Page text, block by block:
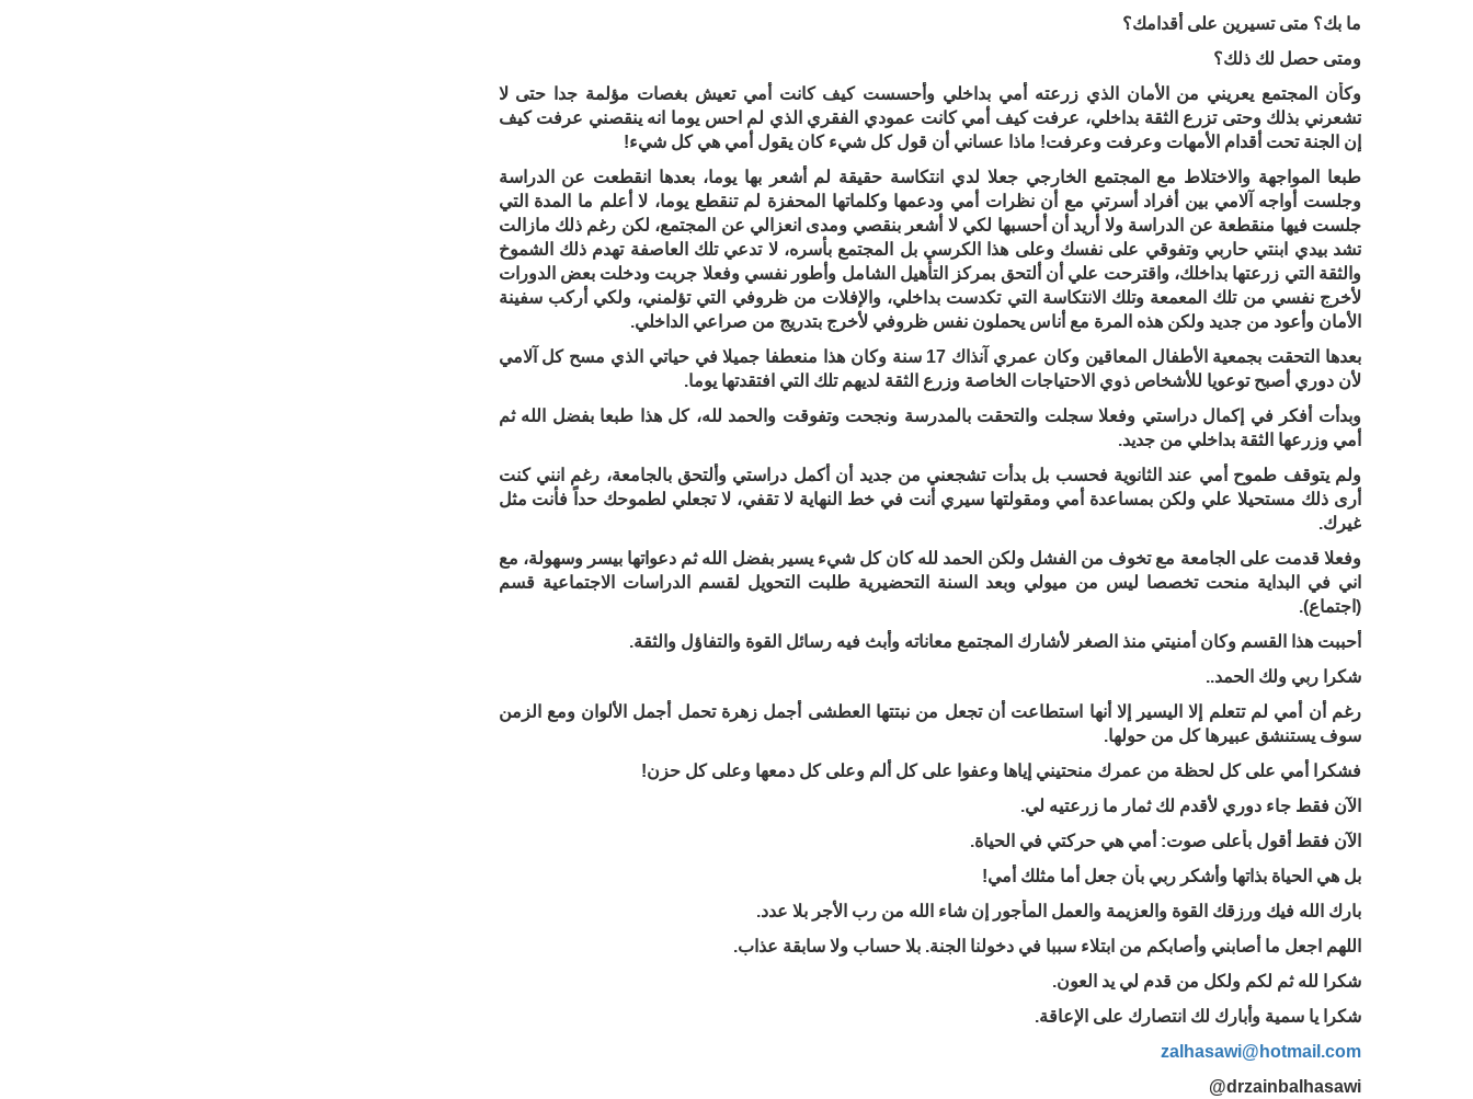
ما بك؟ متى تسيرين على أقدامك؟
ومتى حصل لك ذلك؟
وكأن المجتمع يعريني من الأمان الذي زرعته أمي بداخلي وأحسست كيف كانت أمي تعيش بغصات مؤلمة جدا حتى لا
تشعرني بذلك وحتى تزرع الثقة بداخلي، عرفت كيف أمي كانت عمودي الفقري الذي لم احس يوما انه ينقصني عرفت كيف
إن الجنة تحت أقدام الأمهات وعرفت وعرفت! ماذا عساني أن قول كل شيء كان يقول أمي هي كل شيء!
طبعا المواجهة والاختلاط مع المجتمع الخارجي جعلا لدي انتكاسة حقيقة لم أشعر بها يوما، بعدها انقطعت عن الدراسة
وجلست أواجه آلامي بين أفراد أسرتي مع أن نظرات أمي ودعمها وكلماتها المحفزة لم تنقطع يوما، لا أعلم ما المدة التي
جلست فيها منقطعة عن الدراسة ولا أريد أن أحسبها لكي لا أشعر بنقصي ومدى انعزالي عن المجتمع، لكن رغم ذلك مازالت
تشد بيدي ابنتي حاربي وتفوقي على نفسك وعلى هذا الكرسي بل المجتمع بأسره، لا تدعي تلك العاصفة تهدم ذلك الشموخ
والثقة التي زرعتها بداخلك، واقترحت علي أن ألتحق بمركز التأهيل الشامل وأطور نفسي وفعلا جربت ودخلت بعض الدورات
لأخرج نفسي من تلك المعمعة وتلك الانتكاسة التي تكدست بداخلي، والإفلات من ظروفي التي تؤلمني، ولكي أركب سفينة
الأمان وأعود من جديد ولكن هذه المرة مع أناس يحملون نفس ظروفي لأخرج بتدريج من صراعي الداخلي.
بعدها التحقت بجمعية الأطفال المعاقين وكان عمري آنذاك 17 سنة وكان هذا منعطفا جميلا في حياتي الذي مسح كل آلامي
لأن دوري أصبح توعويا للأشخاص ذوي الاحتياجات الخاصة وزرع الثقة لديهم تلك التي افتقدتها يوما.
وبدأت أفكر في إكمال دراستي وفعلا سجلت والتحقت بالمدرسة ونجحت وتفوقت والحمد لله، كل هذا طبعا بفضل الله ثم
أمي وزرعها الثقة بداخلي من جديد.
ولم يتوقف طموح أمي عند الثانوية فحسب بل بدأت تشجعني من جديد أن أكمل دراستي وألتحق بالجامعة، رغم انني كنت
أرى ذلك مستحيلا علي ولكن بمساعدة أمي ومقولتها سيري أنت في خط النهاية لا تقفي، لا تجعلي لطموحك حداً فأنت مثل
غيرك.
وفعلا قدمت على الجامعة مع تخوف من الفشل ولكن الحمد لله كان كل شيء يسير بفضل الله ثم دعواتها بيسر وسهولة، مع
اني في البداية منحت تخصصا ليس من ميولي وبعد السنة التحضيرية طلبت التحويل لقسم الدراسات الاجتماعية قسم
(اجتماع).
أحببت هذا القسم وكان أمنيتي منذ الصغر لأشارك المجتمع معاناته وأبث فيه رسائل القوة والتفاؤل والثقة.
شكرا ربي ولك الحمد..
رغم أن أمي لم تتعلم إلا اليسير إلا أنها استطاعت أن تجعل من نبتتها العطشى أجمل زهرة تحمل أجمل الألوان ومع الزمن
سوف يستنشق عبيرها كل من حولها.
فشكرا أمي على كل لحظة من عمرك منحتيني إياها وعفوا على كل ألم وعلى كل دمعها وعلى كل حزن!
الآن فقط جاء دوري لأقدم لك ثمار ما زرعتيه لي.
الآن فقط أقول بأعلى صوت: أمي هي حركتي في الحياة.
بل هي الحياة بذاتها وأشكر ربي بأن جعل أما مثلك أمي!
بارك الله فيك ورزقك القوة والعزيمة والعمل المأجور إن شاء الله من رب الأجر بلا عدد.
اللهم اجعل ما أصابني وأصابكم من ابتلاء سببا في دخولنا الجنة. بلا حساب ولا سابقة عذاب.
شكرا لله ثم لكم ولكل من قدم لي يد العون.
شكرا يا سمية وأبارك لك انتصارك على الإعاقة.
zalhasawi@hotmail.com
drzainbalhasawi@